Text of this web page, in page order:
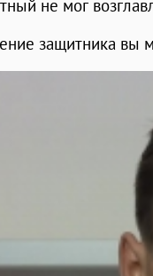
не мог
защитника вы